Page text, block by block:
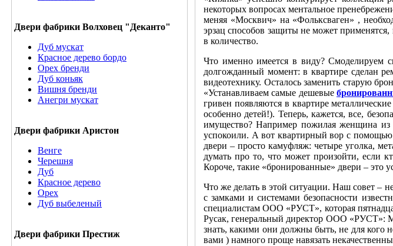
Двери фабрики Волховец "Деканто"
Дуб мускат
Красное дерево бордо
Орех бренди
Дуб коньяк
Вишня бренди
Анегри мускат
Двери фабрики Аристон
Венге
Черешня
Дуб
Красное дерево
Орех
Дуб выбеленый
Двери фабрики Престиж
некоторых вопросах ментальное
меняя «Москвич» на «Фольксваген» ,
эрзац способов защиты не может
в количество.
Что именно имеется в виду? Смоделируем
долгожданный момент: в квартире сделан
видеотехнику. Осталось заменить старую
«Устанавливаем самые дешевые
гривен появляются в квартире
особенно детей!). Теперь, кажется, все,
имущество? Например пожилая женщина из
успокоили. А вот квартирный вор с помощью
двери – просто камуфляж: четыре уголка,
думать про то, что может произойти, если
Короче, такие «бронированные» двери – это
Что же делать в этой ситуации. Наш совет –
с замками и системами безопасности
специалистам ООО «РУСТ», которая
Русак, генеральный директор ООО «РУСТ»:
знать, какими они должны быть, не для кого
вами ) намного проще навязать